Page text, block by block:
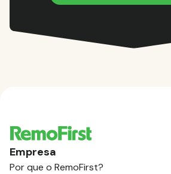
Empresa
Por que o RemoFirst?